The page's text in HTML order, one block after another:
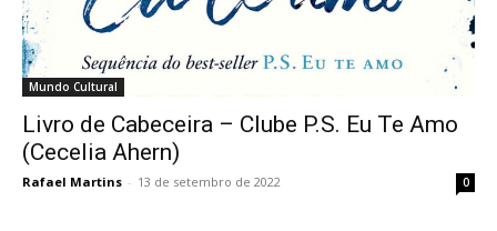
Mundo Cultural
Livro de Cabeceira – Clube P.S. Eu Te Amo
(Cecelia Ahern)
Rafael Martins - 13 de setembro de 2022 0